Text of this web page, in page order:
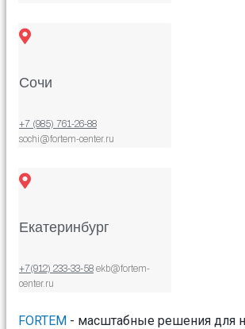
Сочи
+7 (985) 761-26-88
sochi@fortem-center.ru
Екатеринбург
+7(912) 233-33-58 ekb@fortem-
center.ru
FORTEM - масштабные решения для